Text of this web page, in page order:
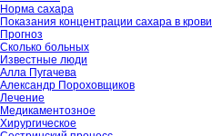
Норма сахара
Показания концентрации сахара в крови
Прогноз
Сколько больных
Известные люди
Алла Пугачева
Александр Пороховщиков
Лечение
Медикаментозное
Хирургическое